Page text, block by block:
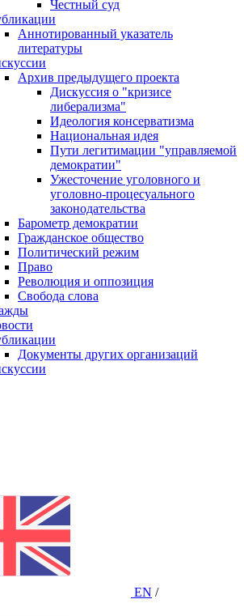
Честный суд
Аннотированный указатель
литературы
Архив предыдущего проекта
Дискуссия о "кризисе
либерализма"
Идеология консерватизма
Национальная идея
Пути легитимации "управляемой
демократии"
Ужесточение уголовного и
уголовно-процесуального
законодательства
Барометр демократии
Гражданское общество
Политический режим
Право
Революция и оппозиция
Свобода слова
Документы других организаций
EN /